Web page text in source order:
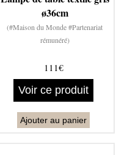
ø36cm
(#Maison du Monde #Partenariat
rémunéré)
111€
Voir ce produit
Ajouter au panier